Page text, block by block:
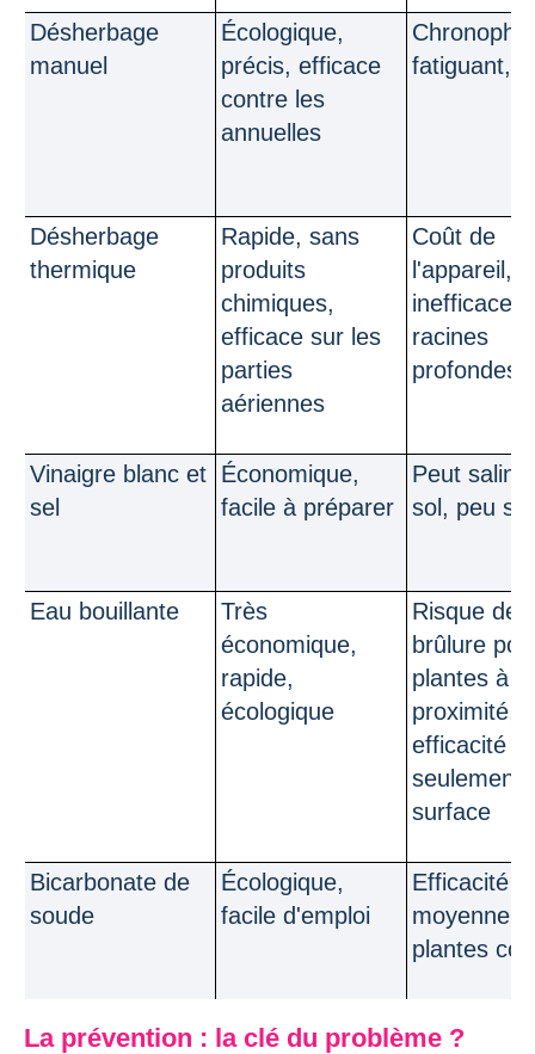
Désherbage
manuel
Écologique,
précis, efficace
contre les
annuelles
fatiguant,
Désherbage
thermique
Rapide, sans
produits
chimiques,
efficace sur les
parties
aériennes
Coût de
l'appareil,
inefficace
racines
profondes
Vinaigre blanc et
sel
Économique,
facile à préparer
Peut
sol, peu
Eau bouillante
Très
économique,
rapide,
écologique
Risque de
brûlure
plantes à
proximité,
efficacité
seulement
surface
Bicarbonate de
soude
Écologique,
facile d'emploi
Efficacité
moyenne
plantes
La prévention : la clé du problème ?